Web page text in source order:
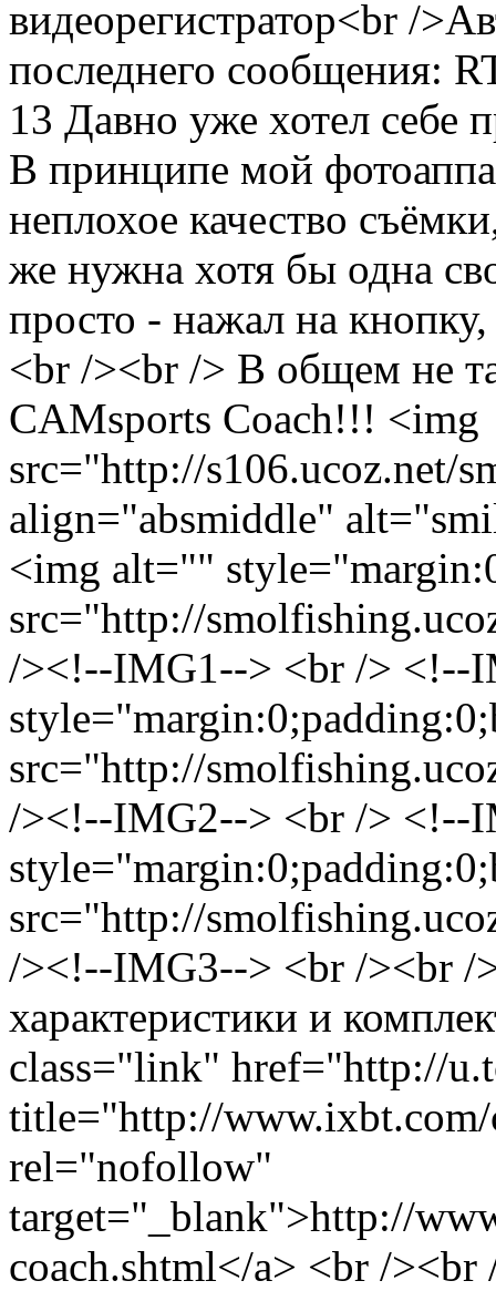
видеорегистратор<br /
последнего сообщения:
13 Давно уже хотел себе
В принципе мой
неплохое качество
же нужна хотя бы одна
просто - нажал на
<br /><br /> В общем не
CAMsports Coach!!! <img
src="http://s106.ucoz.net/
align="absmiddle"
<img alt=""
src="http://
/><!--IMG1--> <br /> <!--
src="http://
/><!--IMG2--> <br /> <!--
src="http://
/><!--IMG3--> <br /><br /
характеристики и
class="link" href="http://
title="http://www.ixbt.com/
rel="nofollow"
target="_blank">http://
coach.shtml</a> <br /